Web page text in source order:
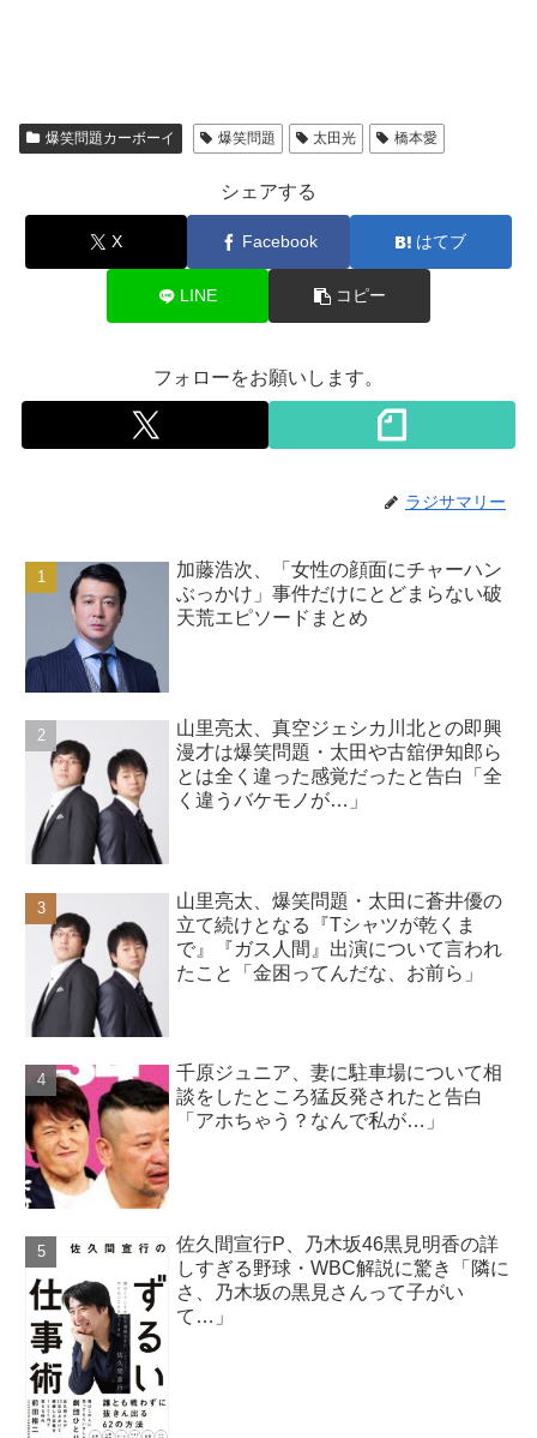
爆笑問題カーボーイ 爆笑問題 太田光 橋本愛
シェアする
X Facebook はてブ
LINE コピー
フォローをお願いします。
ラジサマリー
加藤浩次、「女性の顔面にチャーハン
ぶっかけ」事件だけにとどまらない破
天荒エピソードまとめ
山里亮太、真空ジェシカ川北との即興
漫才は爆笑問題・太田や古舘伊知郎ら
とは全く違った感覚だったと告白「全
く違うバケモノが…」
山里亮太、爆笑問題・太田に蒼井優の
立て続けとなる『Tシャツが乾くま
で』『ガス人間』出演について言われ
たこと「金困ってんだな、お前ら」
千原ジュニア、妻に駐車場について相
談をしたところ猛反発されたと告白
「アホちゃう？なんで私が…」
佐久間宣行P、乃木坂46黒見明香の詳
しすぎる野球・WBC解説に驚き「隣に
さ、乃木坂の黒見さんって子がい
て…」